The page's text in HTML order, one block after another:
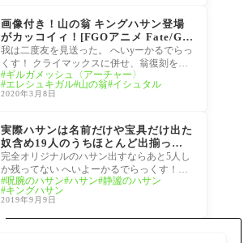
画像付き！山の翁 キングハサン登場
がカッコイィ！[FGOアニメ Fate/Gra
nd Order -絶対魔獣戦線バビロニア-]
今呼び覚ますは星の息吹！キングゥも
泣ける。Episode 19まとめ
我は二度友を見送った。 へいyーかるでらっ
くす！ クライマックスに併せ、翁復刻をプ
リイィィィズゥウ！ ここからの展開盛り上
が
ギルガメッシュ〈アーチャー〉
エレシュキガル 山の翁 イシュタル
2020年3月8日
実際ハサンは名前だけや宝具だけ出た
奴含め19人のうちほとんど出揃って
るんじゃなかったっけ[FGOハサン]全
然。整理をしよう
完全オリジナルのハサン出すならあと5人し
か残ってない へいよーかるでらっくす！
翁、呪腕、百貌、静謐…FGO実装済み4人空
想電脳
呪腕のハサン ハサン 静謐のハサン
キングハサン
2019年9月9日